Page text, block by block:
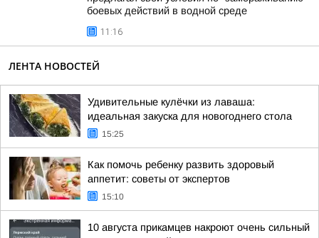
боевых действий в водной среде
11:16
ЛЕНТА НОВОСТЕЙ
Удивительные кулёчки из лаваша:
идеальная закуска для новогоднего стола
15:25
Как помочь ребенку развить здоровый
аппетит: советы от экспертов
15:10
10 августа прикамцев накроют очень сильный